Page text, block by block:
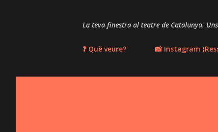
La teva finestra al teatre de Catalunya.
❓ Què veure? 📸 Instagram